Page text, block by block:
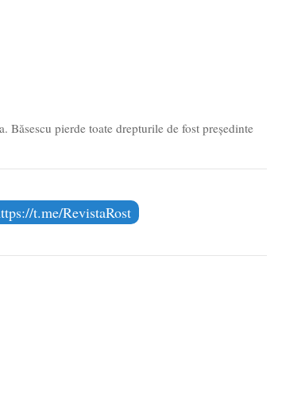
Volodymyr Zelensky
înlăturat din Iași
Băsescu pierde toate drepturile de fost președinte
t.me/RevistaRost